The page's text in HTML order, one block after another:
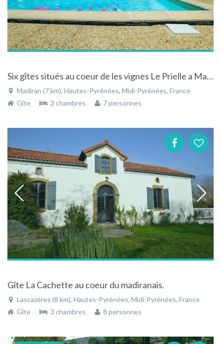
Six gîtes situés au coeur de les vignes Le Prielle a Madiran
Madiran (7 km), Hautes-Pyrénées, Midi-Pyrénées, France
Gîte
3 chambres 7 personnes
Gîte La Cachette au coeur du madiranais.
Lascazères (8 km), Hautes-Pyrénées, Midi-Pyrénées, France
Gîte
3 chambres 8 personnes